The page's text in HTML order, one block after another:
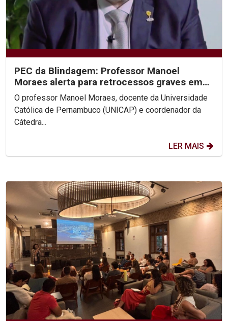
PEC da Blindagem: Professor Manoel
Moraes alerta para retrocessos graves em
entrevistas à Rede Globo
O professor Manoel Moraes, docente da Universidade
Católica de Pernambuco (UNICAP) e coordenador da
Cátedra...
LER MAIS